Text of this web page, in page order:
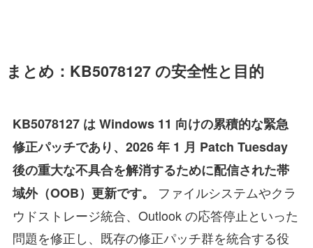
まとめ：KB5078127 の安全性と目的
KB5078127 は Windows 11 向けの累積的な緊急
修正パッチであり、2026 年 1 月 Patch Tuesday
後の重大な不具合を解消するために配信された帯
域外（OOB）更新です。
ファイルシステムやクラ
ウドストレージ統合、Outlook の応答停止といった
問題を修正し、既存の修正パッチ群を統合する役